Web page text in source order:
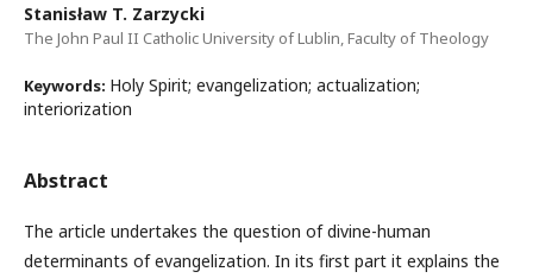
Stanisław T. Zarzycki
The John Paul II Catholic University of Lublin, Faculty of Theology
Keywords: Holy Spirit; evangelization; actualization;
interiorization
Abstract
The article undertakes the question of divine-human
determinants of evangelization. In its first part it explains the